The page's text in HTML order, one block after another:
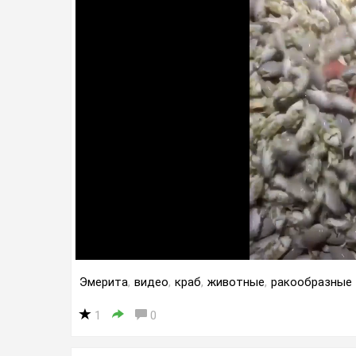
Эмерита, видео, краб, животные, ракообразные
1 0